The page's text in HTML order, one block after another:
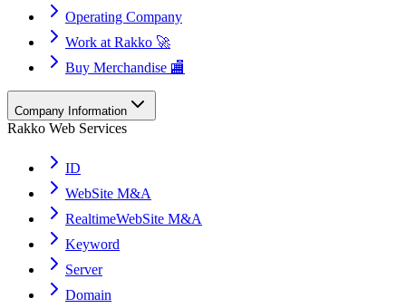
Operating Company
Work at Rakko 🚀
Buy Merchandise 🏬
Company Information
Rakko Web Services
ID
WebSite M&A
RealtimeWebSite M&A
Keyword
Server
Domain